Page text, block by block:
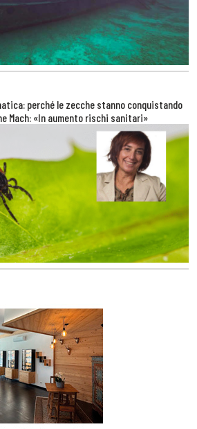
perché le zecche stanno conquistando
Mach: «In aumento rischi sanitari»